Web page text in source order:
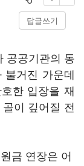
답글쓰기
공공기관의 동
거진 가운데
한 입장을 재
이 깊어질 전
금 연장은 어